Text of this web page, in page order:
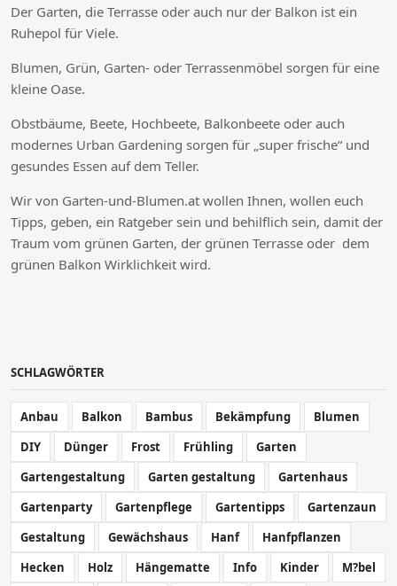
Der Garten, die Terrasse oder auch nur der Balkon ist ein
Ruhepol für Viele.
Blumen, Grün, Garten- oder Terrassenmöbel sorgen für eine
kleine Oase.
Obstbäume, Beete, Hochbeete, Balkonbeete oder auch
modernes Urban Gardening sorgen für „super frische“ und
gesundes Essen auf dem Teller.
Wir von Garten-und-Blumen.at wollen Ihnen, wollen euch
Tipps, geben, ein Ratgeber sein und behilflich sein, damit der
Traum vom grünen Garten, der grünen Terrasse oder dem
grünen Balkon Wirklichkeit wird.
SCHLAGWÖRTER
Anbau Balkon Bambus Bekämpfung
Blumen
DIY
Dünger Frost Frühling
Garten
Gartengestaltung
Garten gestaltung
Gartenhaus
Gartenparty
Gartenpflege Gartentipps
Gartenzaun
Gestaltung
Gewächshaus Hanf
Hanfpflanzen
Hecken
Holz Hängematte Info Kinder
M?bel